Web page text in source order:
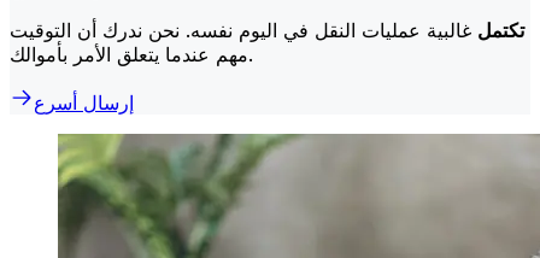
تكتمل غالبية عمليات النقل في اليوم نفسه. نحن ندرك أن التوقيت
مهم عندما يتعلق الأمر بأموالك.
إرسال أسرع